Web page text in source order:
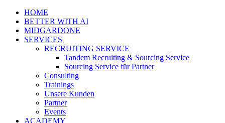
HOME
BETTER WITH AI
MIDGARDONE
SERVICES
RECRUITING SERVICE
Tandem Recruiting & Sourcing Service
Sourcing Service für Partner
Consulting
Trainings
Unsere Kunden
Partner
Events
ACADEMY